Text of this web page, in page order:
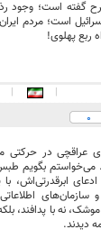
گفته است؛ وجود
است؛ مردم
ربع پهلوی!
|
|
0
عراقچی در حرکتی
می‌خواستم
ابرقدرتی‌اش،
موشک، نه با پدافند،
دیدند.